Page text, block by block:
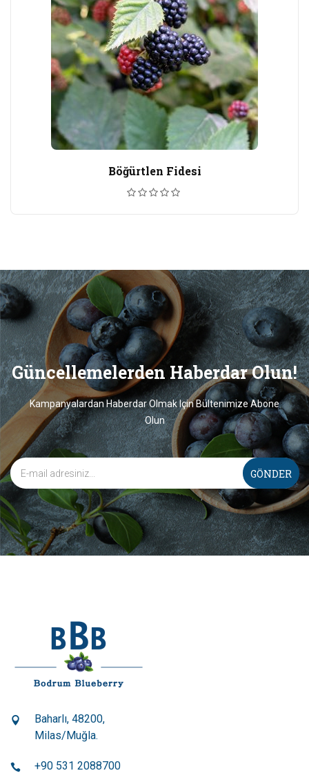
Böğürtlen Fidesi
Güncellemelerden Haberdar Olun!
Kampanyalardan Haberdar Olmak Için Bültenimize Abone
Olun
Baharlı, 48200,
Milas/Muğla.
+90 531 2088700